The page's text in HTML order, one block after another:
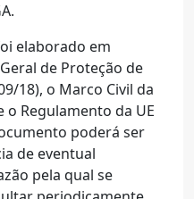
elaborado em
de Proteção de
18), o Marco Civil da
o Regulamento da UE
poderá ser
de eventual
pela qual se